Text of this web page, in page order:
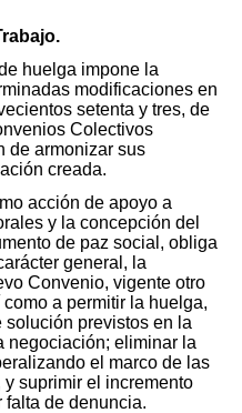
huelga impone la
modificaciones en
setenta y tres, de
Colectivos
de armonizar sus
creada.
acción de apoyo a
y la concepción del
de paz social, obliga
general, la
Convenio, vigente otro
a permitir la huelga,
previstos en la
negociación; eliminar la
el marco de las
suprimir el incremento
falta de denuncia.